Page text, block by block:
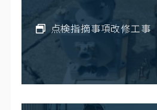
点検指摘事項改修工事